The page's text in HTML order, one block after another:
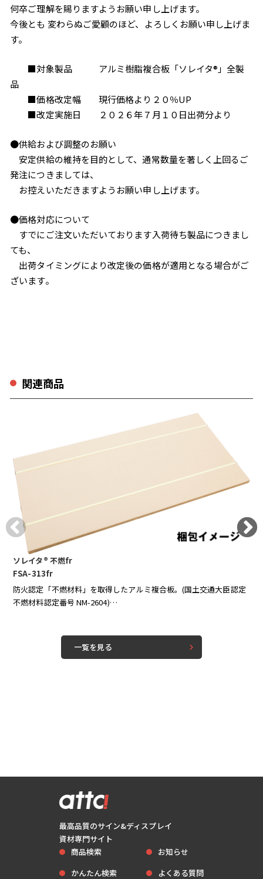
何卒ご理解を賜りますようお願い申し上げます。
今後とも 変わらぬご愛顧のほど、よろしくお願い申し上げま
す。
■対象製品 アルミ樹脂複合板「ソレイタ®」全製
品
■価格改定幅 現行価格より２０％UP
■改定実施日 ２０２６年７月１０日出荷分より
●供給および調整のお願い
安定供給の維持を目的として、通常数量を著しく上回るご
発注につきましては、
お控えいただきますようお願い申し上げます。
●価格対応について
すでにご注文いただいております入荷待ち製品につきまし
ても、
出荷タイミングにより改定後の価格が適用となる場合がご
ざいます。
関連商品
ソレイタ® 不燃fr
FSA-313fr
防火認定「不燃材料」を取得したアルミ複合板。(国土交通大臣認定
不燃材料認定番号 NM-2604)
設、地下鉄構内等への看板、誘導サインや広告下地に最適なベース
一覧を見る
最高品質のサイン&ディスプレイ
資材専門サイト
商品検索
かんたん検索
お知らせ
よくある質問